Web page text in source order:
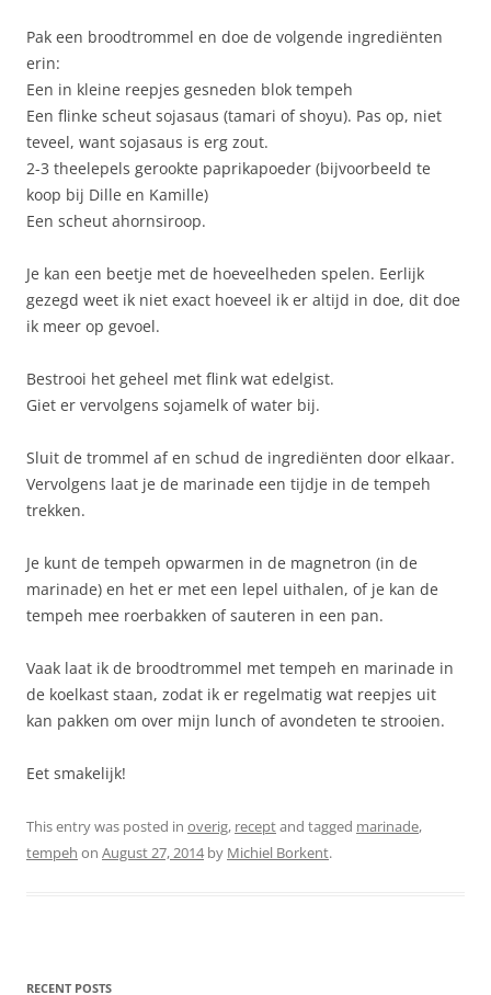
Pak een broodtrommel en doe de volgende ingrediënten
erin:
Een in kleine reepjes gesneden blok tempeh
Een flinke scheut sojasaus (tamari of shoyu). Pas op, niet
teveel, want sojasaus is erg zout.
2-3 theelepels gerookte paprikapoeder (bijvoorbeeld te
koop bij Dille en Kamille)
Een scheut ahornsiroop.
Je kan een beetje met de hoeveelheden spelen. Eerlijk
gezegd weet ik niet exact hoeveel ik er altijd in doe, dit doe
ik meer op gevoel.
Bestrooi het geheel met flink wat edelgist.
Giet er vervolgens sojamelk of water bij.
Sluit de trommel af en schud de ingrediënten door elkaar.
Vervolgens laat je de marinade een tijdje in de tempeh
trekken.
Je kunt de tempeh opwarmen in de magnetron (in de
marinade) en het er met een lepel uithalen, of je kan de
tempeh mee roerbakken of sauteren in een pan.
Vaak laat ik de broodtrommel met tempeh en marinade in
de koelkast staan, zodat ik er regelmatig wat reepjes uit
kan pakken om over mijn lunch of avondeten te strooien.
Eet smakelijk!
This entry was posted in overig, receptand tagged marinade,
tempeh on August 27, 2014by Michiel Borkent.
RECENT POSTS